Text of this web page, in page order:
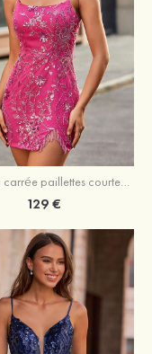
Fourreau carrée paillettes courte/mini robe de fête de la rentrée
129 €